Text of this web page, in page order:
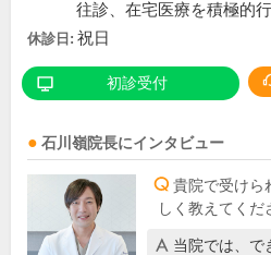
往診、在宅医療を積極的
休診日: 祝日
初診受付
石川嶺院長にインタビュー
貴院で受けら
しく教えてくだ
当院では、で